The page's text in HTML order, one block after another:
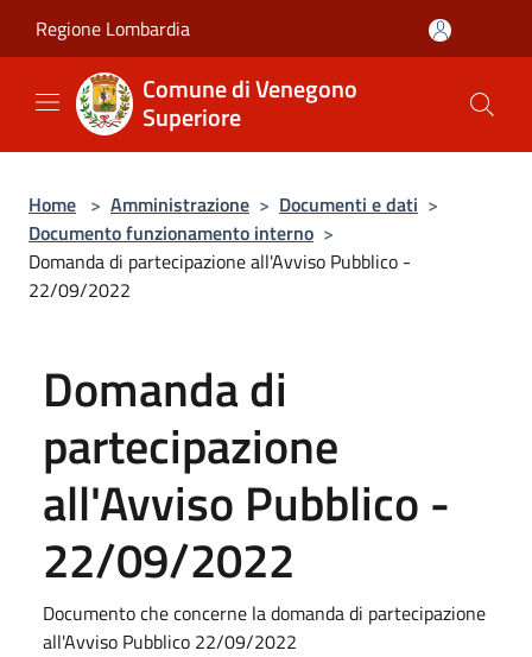
Regione Lombardia
Comune di Venegono
Superiore
Home > Amministrazione > Documenti e dati >
Documento funzionamento interno >
Domanda di partecipazione all'Avviso Pubblico -
22/09/2022
Domanda di
partecipazione
all'Avviso Pubblico -
22/09/2022
Documento che concerne la domanda di partecipazione
all'Avviso Pubblico 22/09/2022